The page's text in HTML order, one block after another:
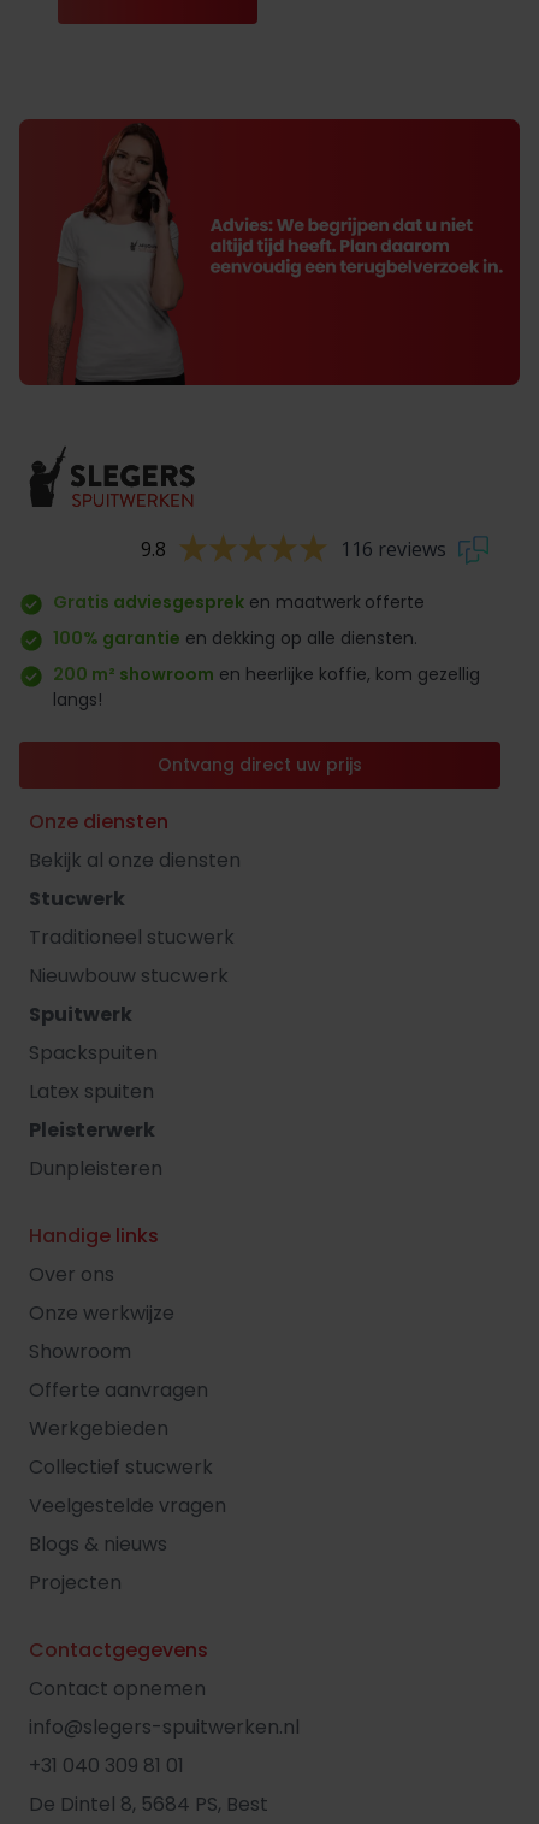
9.8 116 reviews
Gratis adviesgesprek en maatwerk offerte
100% garantie en dekking op alle diensten.
200 m² showroom en heerlijke koffie, kom gezellig
langs!
Ontvang direct uw prijs
Onze diensten
Bekijk al onze diensten
Stucwerk
Traditioneel stucwerk
Nieuwbouw stucwerk
Spuitwerk
Spackspuiten
Latex spuiten
Pleisterwerk
Dunpleisteren
Handige links
Over ons
Onze werkwijze
Showroom
Offerte aanvragen
Werkgebieden
Collectief stucwerk
Veelgestelde vragen
Blogs & nieuws
Projecten
Contactgegevens
Contact opnemen
info@slegers-spuitwerken.nl
+31 040 309 81 01
De Dintel 8, 5684 PS, Best